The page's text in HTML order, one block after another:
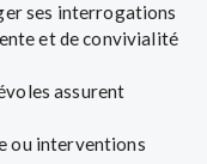
ses interrogations
et de convivialité
assurent
ou interventions